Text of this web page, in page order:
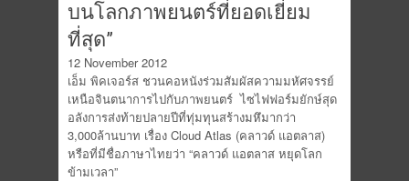
บนโลกภาพยนตร์ที่ยอดเยี่ยม
ที่สุด”
12 November 2012
เอ็ม พิคเจอร์ส ชวนคอหนังร่วมสัมผัสความมหัศจรรย์
เหนือจินตนาการไปกับภาพยนตร์ ไซไฟฟอร์มยักษ์สุด
อลังการส่งท้ายปลายปีที่ทุ่มทุนสร้างมหึมากว่า
3,000ล้านบาท เรื่อง Cloud Atlas (คลาวด์ แอตลาส)
หรือที่มีชื่อภาษาไทยว่า “คลาวด์ แอตลาส หยุดโลก
ข้ามเวลา”